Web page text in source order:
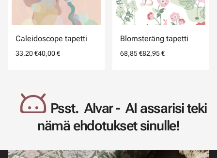
Caleidoscope tapetti
33,20 €40,00 €
Blomsteräng tapetti
68,85 €82,95 €
Psst. Alvar - AI assarisi teki
nämä ehdotukset sinulle!